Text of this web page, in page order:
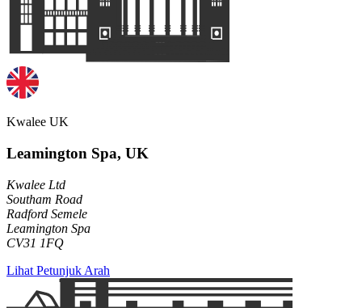
Kwalee UK
Leamington Spa, UK
Kwalee Ltd
Southam Road
Radford Semele
Leamington Spa
CV31 1FQ
Lihat Petunjuk Arah